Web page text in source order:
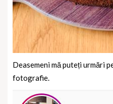
Deasemeni mă puteți urmări
fotografie.